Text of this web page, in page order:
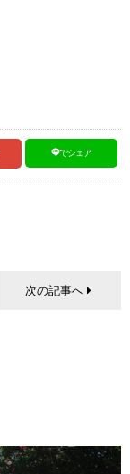
でシェア
次の記事へ